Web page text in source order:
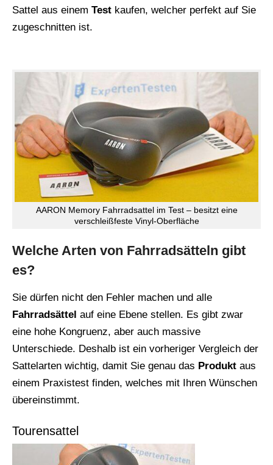
Sattel aus einem Test kaufen, welcher perfekt auf Sie
zugeschnitten ist.
AARON Memory Fahrradsattel im Test – besitzt eine
verschleißfeste Vinyl-Oberfläche
Welche Arten von Fahrradsätteln gibt
es?
Sie dürfen nicht den Fehler machen und alle
Fahrradsättel auf eine Ebene stellen. Es gibt zwar
eine hohe Kongruenz, aber auch massive
Unterschiede. Deshalb ist ein vorheriger Vergleich der
Sattelarten wichtig, damit Sie genau das Produkt aus
einem Praxistest finden, welches mit Ihren Wünschen
übereinstimmt.
Tourensattel